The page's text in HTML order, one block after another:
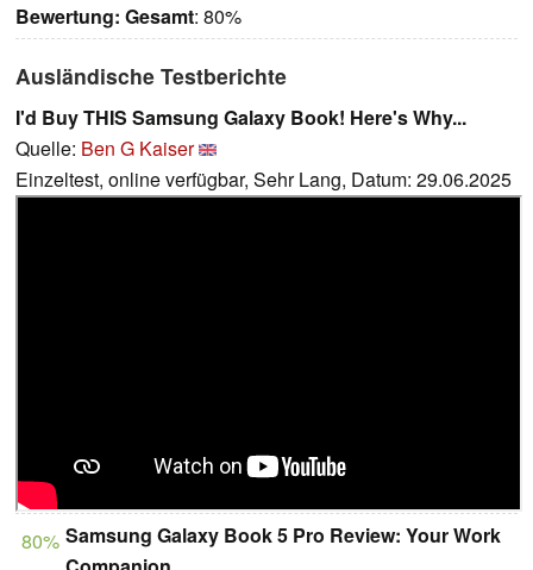
Bewertung: Gesamt: 80%
Ausländische Testberichte
I'd Buy THIS Samsung Galaxy Book! Here's Why...
Quelle: Ben G Kaiser
Einzeltest, online verfügbar, Sehr Lang, Datum: 29.06.2025
80% Samsung Galaxy Book 5 Pro Review: Your Work